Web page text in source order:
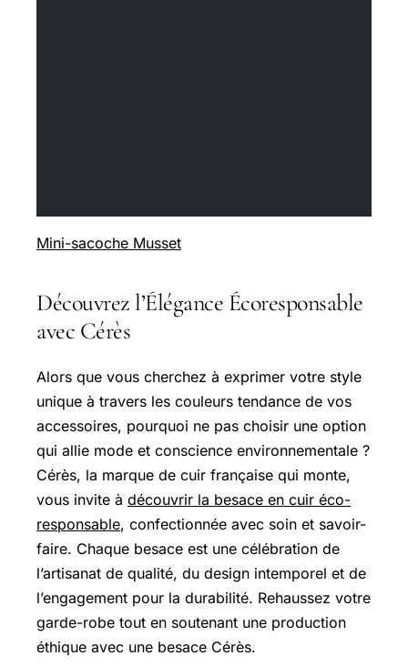
Mini-sacoche Musset
Découvrez l’Élégance Écoresponsable
avec Cérès
Alors que vous cherchez à exprimer votre style
unique à travers les couleurs tendance de vos
accessoires, pourquoi ne pas choisir une option
qui allie mode et conscience environnementale ?
Cérès, la marque de cuir française qui monte,
vous invite à découvrir la besace en cuir éco-
responsable, confectionnée avec soin et savoir-
faire. Chaque besace est une célébration de
l’artisanat de qualité, du design intemporel et de
l’engagement pour la durabilité. Rehaussez votre
garde-robe tout en soutenant une production
éthique avec une besace Cérès.